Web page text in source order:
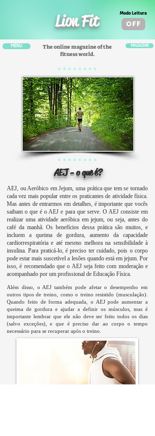
Lion Fit Modo Leitura
OFF
MENU
The online magazine of the
fitness world.
MAGAZINE
AEJ - o que é?
AEJ, ou Aeróbico em Jejum, uma prática que tem se tornado
cada vez mais popular entre os praticantes de atividade física.
Mas antes de entrarmos em detalhes, é importante que vocês
saibam o que é o AEJ e para que serve. O AEJ consiste em
realizar uma atividade aeróbica em jejum, ou seja, antes do
café da manhã. Os benefícios dessa prática são muitos, e
incluem a queima de gordura, aumento da capacidade
cardiorrespiratória e até mesmo melhora na sensibilidade à
insulina. Para praticá-lo, é preciso ter cuidado, pois o corpo
pode estar mais suscetível a lesões quando está em jejum. Por
isso, é recomendado que o AEJ seja feito com moderação e
acompanhado por um profissional de Educação Física.
Além disso, o AEJ também pode afetar o desempenho em
outros tipos de treino, como o treino resistido (musculação).
Quando feito de forma adequada, o AEJ pode aumentar a
queima de gordura e ajudar a definir os músculos, mas é
importante lembrar que ele não deve ser feito todos os dias
(salvo exceções), e que é preciso dar ao corpo o tempo
necessário para se recuperar após o treino.